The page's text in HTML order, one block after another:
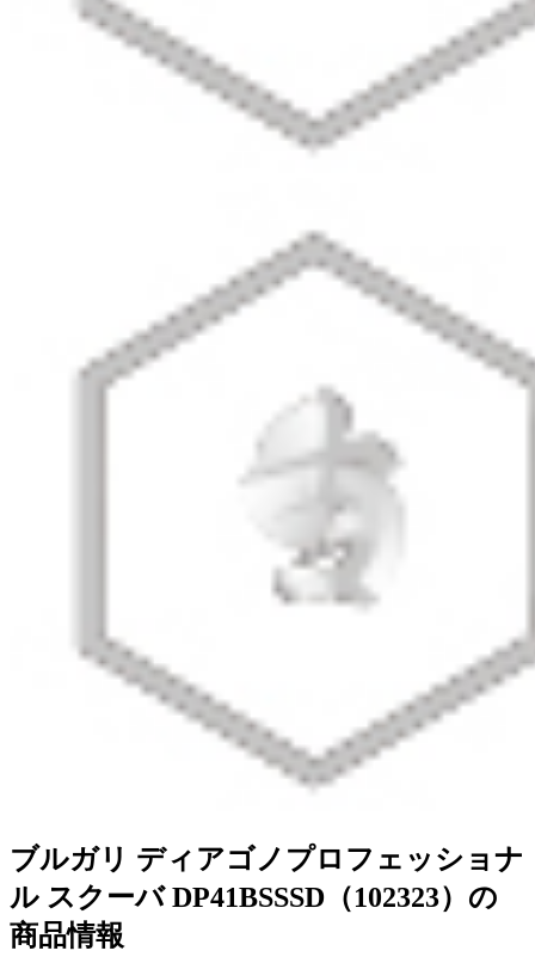
ブルガリ ディアゴノプロフェッショナ
ル スクーバ DP41BSSSD（102323）の
商品情報